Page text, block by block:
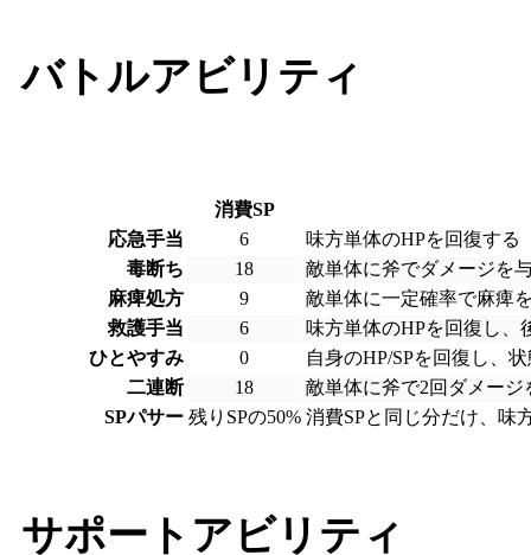
バトルアビリティ
消費SP
応急手当
6
味方単体のHPを回復する
毒断ち
18
敵単体に斧でダメージを
麻痺処方
9
敵単体に一定確率で麻痺
救護手当
6
味方単体のHPを回復し、
ひとやすみ
0
自身のHP/SPを回復し、
二連断
18
敵単体に斧で2回ダメージ
SPパサー 残りSPの50% 消費SPと同じ分だけ、味
サポートアビリティ